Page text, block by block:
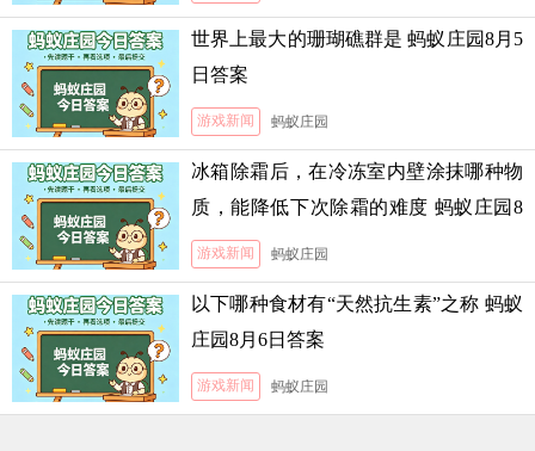
世界上最大的珊瑚礁群是 蚂蚁庄园8月5
日答案
游戏新闻 蚂蚁庄园
冰箱除霜后，在冷冻室内壁涂抹哪种物
质，能降低下次除霜的难度 蚂蚁庄园8
月5日答案
游戏新闻 蚂蚁庄园
以下哪种食材有“天然抗生素”之称 蚂蚁
庄园8月6日答案
游戏新闻 蚂蚁庄园